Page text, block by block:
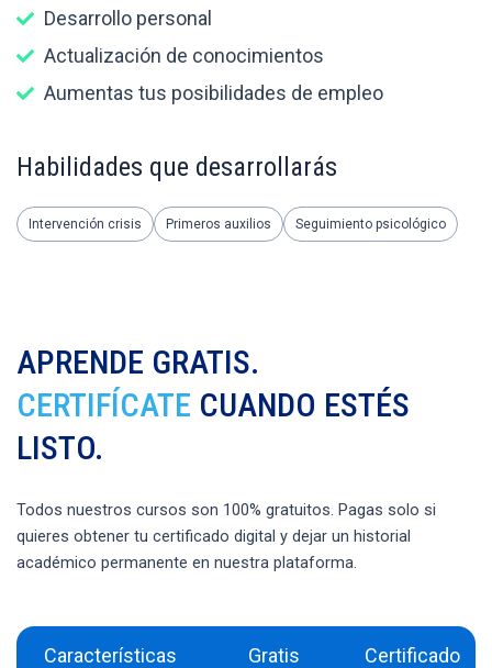
Desarrollo personal
Actualización de conocimientos
Aumentas tus posibilidades de empleo
Habilidades que desarrollarás
Intervención crisis Primeros auxilios Seguimiento psicológico
APRENDE GRATIS.
CERTIFÍCATE CUANDO ESTÉS
LISTO.
Todos nuestros cursos son 100% gratuitos. Pagas solo si
quieres obtener tu certificado digital y dejar un historial
académico permanente en nuestra plataforma.
Características Gratis Certificado